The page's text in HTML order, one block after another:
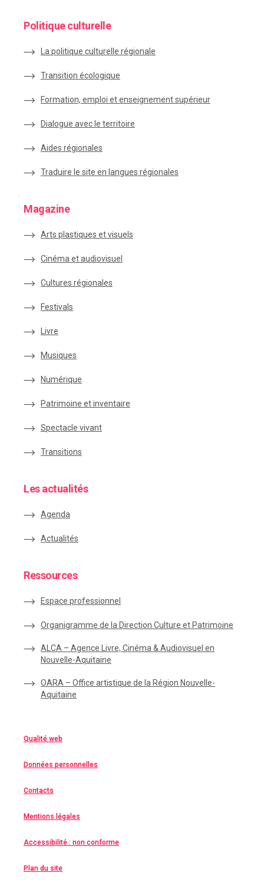
Politique culturelle
La politique culturelle régionale
Transition écologique
Formation, emploi et enseignement supérieur
Dialogue avec le territoire
Aides régionales
Traduire le site en langues régionales
Magazine
Arts plastiques et visuels
Cinéma et audiovisuel
Cultures régionales
Festivals
Livre
Musiques
Numérique
Patrimoine et inventaire
Spectacle vivant
Transitions
Les actualités
Agenda
Actualités
Ressources
Espace professionnel
Organigramme de la Direction Culture et Patrimoine
ALCA – Agence Livre, Cinéma & Audiovisuel en
Nouvelle-Aquitaine
OARA – Office artistique de la Région Nouvelle-
Aquitaine
Qualité web
Données personnelles
Contacts
Mentions légales
Accessibilité : non conforme
Plan du site